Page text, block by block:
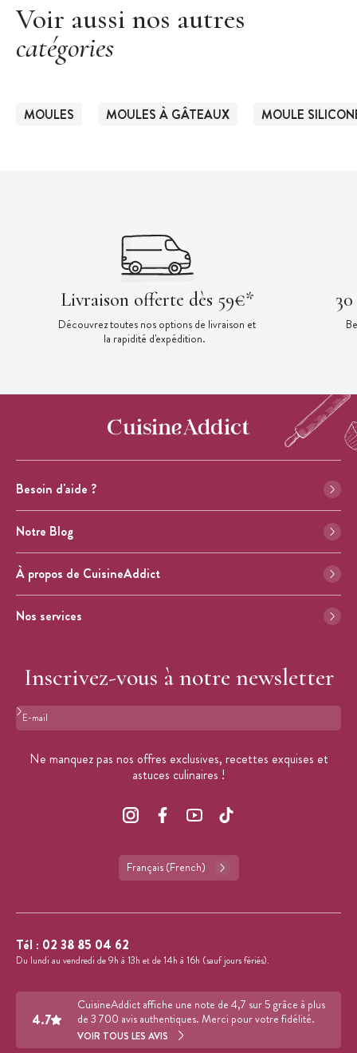
Voir aussi nos autres
catégories
MOULES MOULES À GÂTEAUX MOULE
Livraison offerte dès 59€*
Découvrez toutes nos options de livraison et
la rapidité d'expédition.
Besoin d'aide ?
Notre Blog
À propos de CuisineAddict
Nos services
Inscrivez-vous à notre newsletter
Format : adresse@email.com
Ne manquez pas nos offres exclusives, recettes exquises et
astuces culinaires !
Français (French)
Tél : 02 38 85 04 62
Du lundi au vendredi de 9h à 13h et de 14h à 16h (sauf jours fériés).
4.7
CuisineAddict affiche une note de 4,7 sur 5 grâce à plus
de 3 700 avis authentiques. Merci pour votre fidélité.
VOIR TOUS LES AVIS